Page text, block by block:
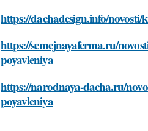
https://dachadesign.info/
https://semejnayaferma.ru/
poyavleniya
https://narodnaya-dacha.ru/
poyavleniya